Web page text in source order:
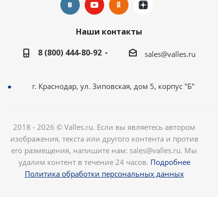
Наши контакты
8 (800) 444-80-92
sales@valles.ru
г. Краснодар, ул. Зиповская, дом 5, корпус "Б"
2018 - 2026 © Valles.ru. Если вы являетесь автором
изображения, текста или другого контента и против
его размещения, напишите нам: sales@valles.ru. Мы
удалим контент в течение 24 часов. Подробнее
Политика обработки персональных данных